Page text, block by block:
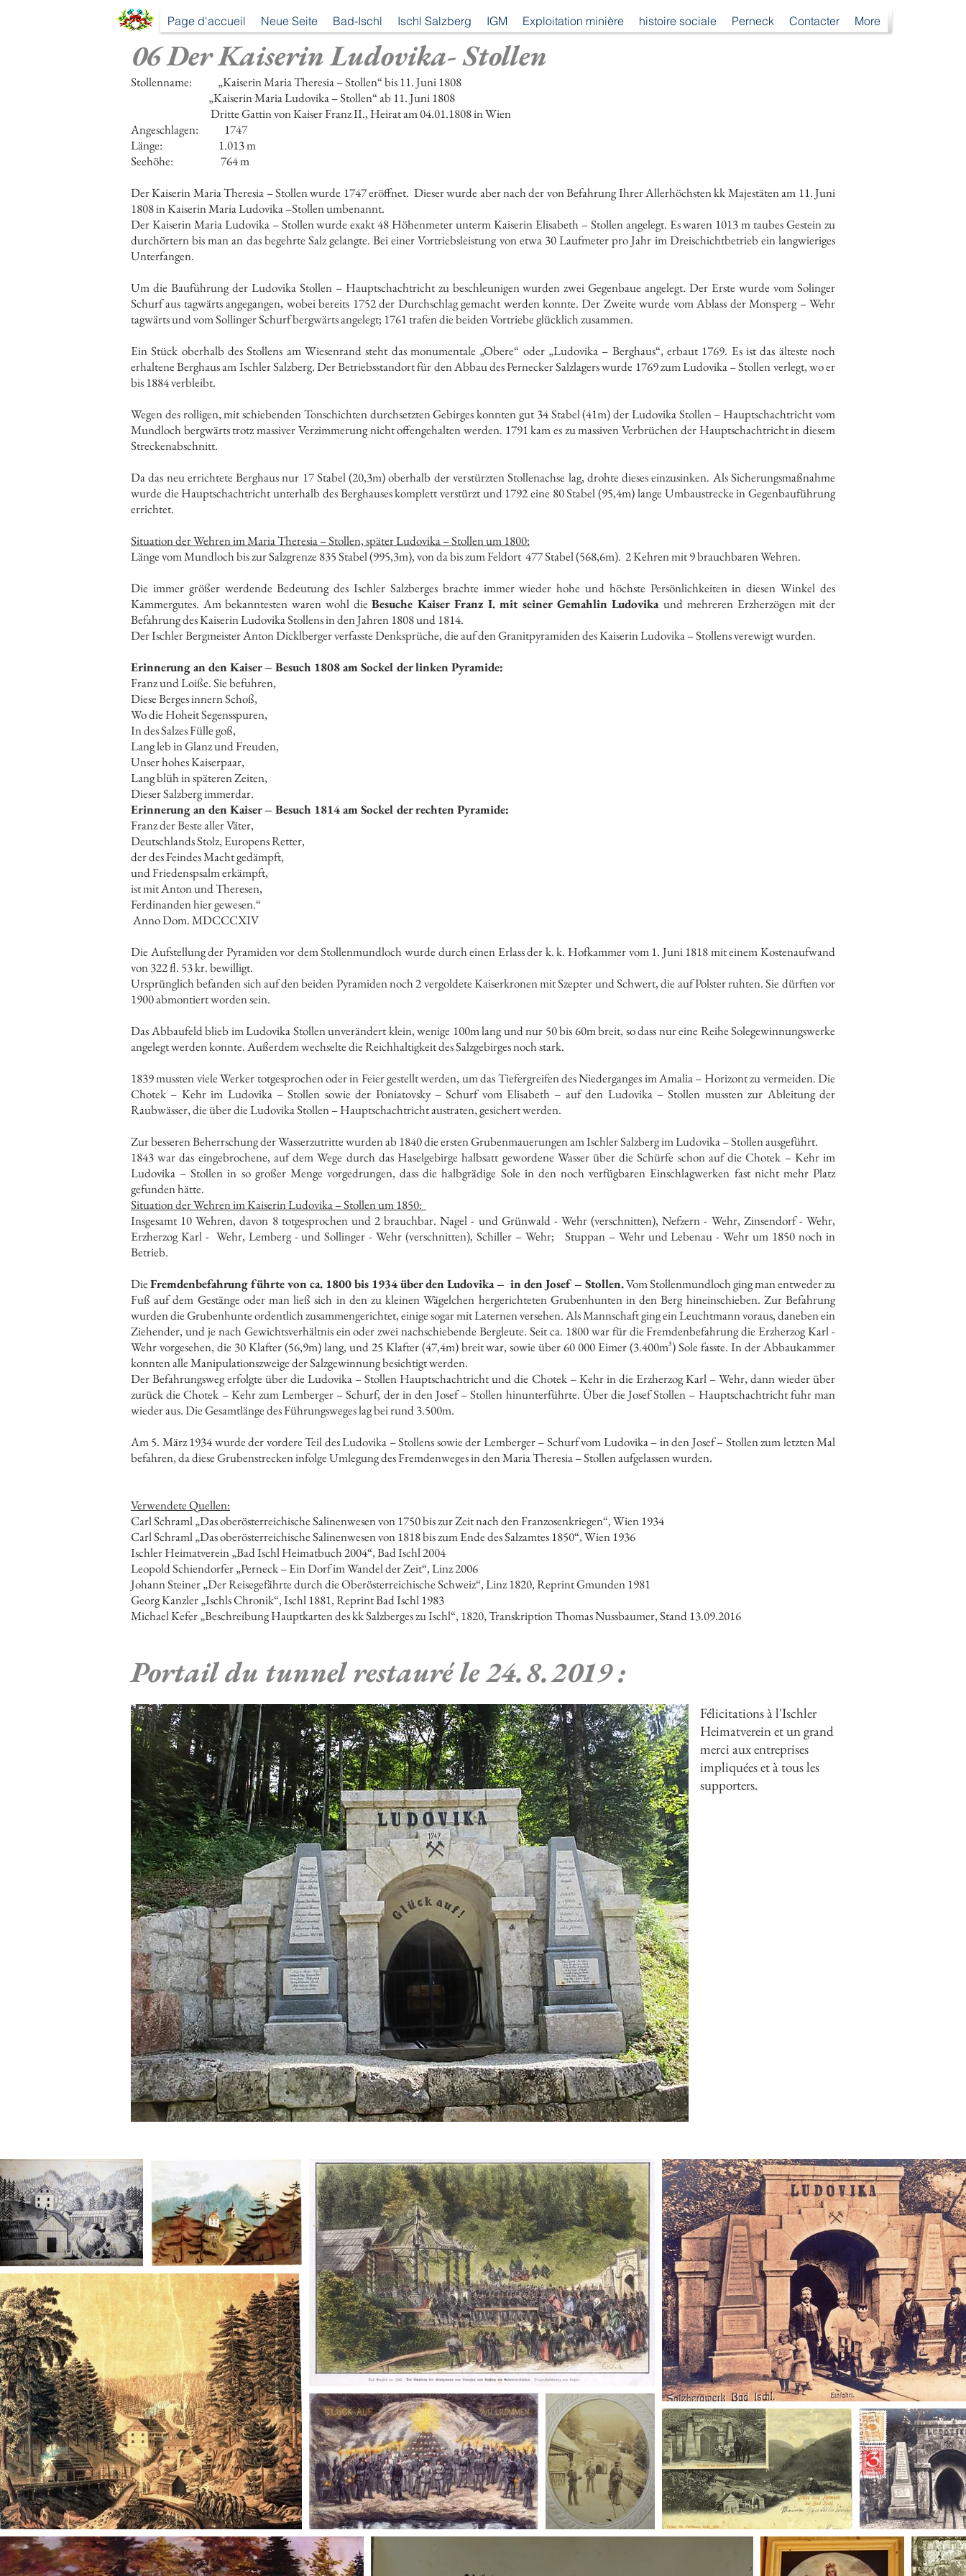
Page d'accueil Neue Seite Bad-Ischl Ischl Salzberg IGM Exploitation minière histoire sociale Perneck Contacter More
06 Der Kaiserin Ludovika- Stollen
Stollenname: „Kaiserin Maria Theresia – Stollen“ bis 11. Juni 1808
„Kaiserin Maria Ludovika – Stollen“ ab 11. Juni 1808
Dritte Gattin von Kaiser Franz II., Heirat am 04.01.1808 in Wien
Angeschlagen: 1747
Länge: 1.013 m
Seehöhe: 764 m
Der Kaiserin Maria Theresia – Stollen wurde 1747 eröffnet. Dieser wurde aber nach der von Befahrung Ihrer Allerhöchsten kk Majestäten am 11. Juni
1808 in Kaiserin Maria Ludovika –Stollen umbenannt.
Der Kaiserin Maria Ludovika – Stollen wurde exakt 48 Höhenmeter unterm Kaiserin Elisabeth – Stollen angelegt. Es waren 1013 m taubes Gestein zu
durchörtern bis man an das begehrte Salz gelangte. Bei einer Vortriebsleistung von etwa 30 Laufmeter pro Jahr im Dreischichtbetrieb ein langwieriges
Unterfangen.
Um die Bauführung der Ludovika Stollen – Hauptschachtricht zu beschleunigen wurden zwei Gegenbaue angelegt. Der Erste wurde vom Solinger
Schurf aus tagwärts angegangen, wobei bereits 1752 der Durchschlag gemacht werden konnte. Der Zweite wurde vom Ablass der Monsperg – Wehr
tagwärts und vom Sollinger Schurf bergwärts angelegt; 1761 trafen die beiden Vortriebe glücklich zusammen.
Ein Stück oberhalb des Stollens am Wiesenrand steht das monumentale „Obere“ oder „Ludovika – Berghaus“, erbaut 1769. Es ist das älteste noch
erhaltene Berghaus am Ischler Salzberg. Der Betriebsstandort für den Abbau des Pernecker Salzlagers wurde 1769 zum Ludovika – Stollen verlegt, wo er
bis 1884 verbleibt.
Wegen des rolligen, mit schiebenden Tonschichten durchsetzten Gebirges konnten gut 34 Stabel (41m) der Ludovika Stollen – Hauptschachtricht vom
Mundloch bergwärts trotz massiver Verzimmerung nicht offengehalten werden. 1791 kam es zu massiven Verbrüchen der Hauptschachtricht in diesem
Streckenabschnitt.
Da das neu errichtete Berghaus nur 17 Stabel (20,3m) oberhalb der verstürzten Stollenachse lag, drohte dieses einzusinken. Als Sicherungsmaßnahme
wurde die Hauptschachtricht unterhalb des Berghauses komplett verstürzt und 1792 eine 80 Stabel (95,4m) lange Umbaustrecke in Gegenbauführung
errichtet.
Situation der Wehren im Maria Theresia – Stollen, später Ludovika – Stollen um 1800:
Länge vom Mundloch bis zur Salzgrenze 835 Stabel (995,3m), von da bis zum Feldort 477 Stabel (568,6m). 2 Kehren mit 9 brauchbaren Wehren.
Die immer größer werdende Bedeutung des Ischler Salzberges brachte immer wieder hohe und höchste Persönlichkeiten in diesen Winkel des
Kammergutes. Am bekanntesten waren wohl dieBesuche Kaiser Franz I. mit seiner Gemahlin Ludovikaund mehreren Erzherzögen mit der
Befahrung des Kaiserin Ludovika Stollens in den Jahren 1808 und 1814.
Der Ischler Bergmeister Anton Dicklberger verfasste Denksprüche, die auf den Granitpyramiden des Kaiserin Ludovika – Stollens verewigt wurden.
Erinnerung an den Kaiser – Besuch 1808 am Sockel der linken Pyramide:
Franz und Loiße. Sie befuhren,
Diese Berges innern Schoß,
Wo die Hoheit Segensspuren,
In des Salzes Fülle goß,
Lang leb in Glanz und Freuden,
Unser hohes Kaiserpaar,
Lang blüh in späteren Zeiten,
Dieser Salzberg immerdar.
Erinnerung an den Kaiser – Besuch 1814 am Sockel der rechten Pyramide:
Franz der Beste aller Väter,
Deutschlands Stolz, Europens Retter,
der des Feindes Macht gedämpft,
und Friedenspsalm erkämpft,
ist mit Anton und Theresen,
Ferdinanden hier gewesen.“
Anno Dom. MDCCCXIV
Die Aufstellung der Pyramiden vor dem Stollenmundloch wurde durch einen Erlass der k. k. Hofkammer vom 1. Juni 1818 mit einem Kostenaufwand
von 322 fl. 53 kr. bewilligt.
Ursprünglich befanden sich auf den beiden Pyramiden noch 2 vergoldete Kaiserkronen mit Szepter und Schwert, die auf Polster ruhten. Sie dürften vor
1900 abmontiert worden sein.
Das Abbaufeld blieb im Ludovika Stollen unverändert klein, wenige 100m lang und nur 50 bis 60m breit, so dass nur eine Reihe Solegewinnungswerke
angelegt werden konnte. Außerdem wechselte die Reichhaltigkeit des Salzgebirges noch stark.
1839 mussten viele Werker totgesprochen oder in Feier gestellt werden, um das Tiefergreifen des Niederganges im Amalia – Horizont zu vermeiden. Die
Chotek – Kehr im Ludovika – Stollen sowie der Poniatovsky – Schurf vom Elisabeth – auf den Ludovika – Stollen mussten zur Ableitung der
Raubwässer, die über die Ludovika Stollen – Hauptschachtricht austraten, gesichert werden.
Zur besseren Beherrschung der Wasserzutritte wurden ab 1840 die ersten Grubenmauerungen am Ischler Salzberg im Ludovika – Stollen ausgeführt.
1843 war das eingebrochene, auf dem Wege durch das Haselgebirge halbsatt gewordene Wasser über die Schürfe schon auf die Chotek – Kehr im
Ludovika – Stollen in so großer Menge vorgedrungen, dass die halbgrädige Sole in den noch verfügbaren Einschlagwerken fast nicht mehr Platz
gefunden hätte.
Situation der Wehren im Kaiserin Ludovika – Stollen um 1850:
Insgesamt 10 Wehren, davon 8 totgesprochen und 2 brauchbar. Nagel - und Grünwald - Wehr (verschnitten), Nefzern - Wehr, Zinsendorf - Wehr,
Erzherzog Karl - Wehr, Lemberg - und Sollinger - Wehr (verschnitten), Schiller – Wehr; Stuppan – Wehr und Lebenau - Wehr um 1850 noch in
Betrieb.
DieFremdenbefahrung führte von ca. 1800 bis 1934 über den Ludovika – in den Josef – Stollen.Vom Stollenmundloch ging man entweder zu
Fuß auf dem Gestänge oder man ließ sich in den zu kleinen Wägelchen hergerichteten Grubenhunten in den Berg hineinschieben. Zur Befahrung
wurden die Grubenhunte ordentlich zusammengerichtet, einige sogar mit Laternen versehen. Als Mannschaft ging ein Leuchtmann voraus, daneben ein
Ziehender, und je nach Gewichtsverhältnis ein oder zwei nachschiebende Bergleute. Seit ca. 1800 war für die Fremdenbefahrung die Erzherzog Karl -
Wehr vorgesehen, die 30 Klafter (56,9m) lang, und 25 Klafter (47,4m) breit war, sowie über 60 000 Eimer (3.400m³) Sole fasste. In der Abbaukammer
konnten alle Manipulationszweige der Salzgewinnung besichtigt werden.
Der Befahrungsweg erfolgte über die Ludovika – Stollen Hauptschachtricht und die Chotek – Kehr in die Erzherzog Karl – Wehr, dann wieder über
zurück die Chotek – Kehr zum Lemberger – Schurf, der in den Josef – Stollen hinunterführte. Über die Josef Stollen – Hauptschachtricht fuhr man
wieder aus. Die Gesamtlänge des Führungsweges lag bei rund 3.500m.
Am 5. März 1934 wurde der vordere Teil des Ludovika – Stollens sowie der Lemberger – Schurf vom Ludovika – in den Josef – Stollen zum letzten Mal
befahren, da diese Grubenstrecken infolge Umlegung des Fremdenweges in den Maria Theresia – Stollen aufgelassen wurden.
Verwendete Quellen:
Carl Schraml „Das oberösterreichische Salinenwesen von 1750 bis zur Zeit nach den Franzosenkriegen“, Wien 1934
Carl Schraml „Das oberösterreichische Salinenwesen von 1818 bis zum Ende des Salzamtes 1850“, Wien 1936
Ischler Heimatverein „Bad Ischl Heimatbuch 2004“, Bad Ischl 2004
Leopold Schiendorfer „Perneck – Ein Dorf im Wandel der Zeit“, Linz 2006
Johann Steiner „Der Reisegefährte durch die Oberösterreichische Schweiz“, Linz 1820, Reprint Gmunden 1981
Georg Kanzler „Ischls Chronik“, Ischl 1881, Reprint Bad Ischl 1983
Michael Kefer „Beschreibung Hauptkarten des kk Salzberges zu Ischl“, 1820, Transkription Thomas Nussbaumer, Stand 13.09.2016
Portail du tunnel restauré le 24.8.2019 :
Félicitations à l'Ischler
Heimatverein et un grand
merci aux entreprises
impliquées et à tous les
supporters.